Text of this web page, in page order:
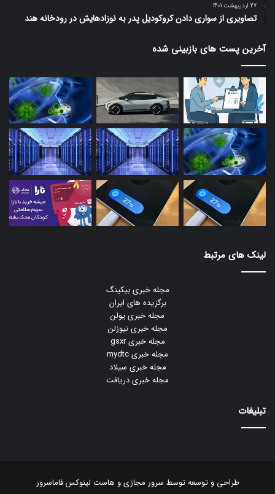
27 اردیبهشت 1401
تصاویری از سواری دادن کروکودیل پدر به نوزادهایش در رودخانه هند
آخرین پست های بازبینی شده
لینک های مرتبط
مجله خبری بیکینگ
برگزیده های ایران
مجله خبری یولن
مجله خبری نیوزلن
مجله خبری gsxr
مجله خبری mydtc
مجله خبری سیلاد
مجله خبری دریافت
تبلیغات
طراحی و توسعه توسط سرور مجازیو هاست لینوکسفاماسرور